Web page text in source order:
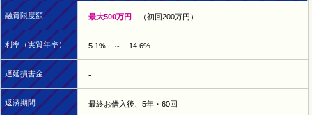
融資限度額 最大500万円 （初回200万円）
利率（実質年率） 5.1% ～ 14.6%
遅延損害金 -
返済期間 最終お借入後、5年・60回